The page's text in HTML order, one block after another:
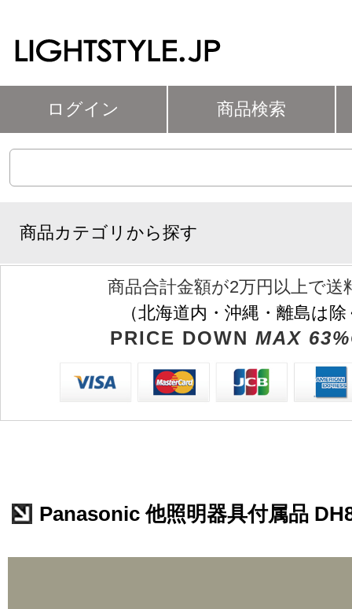
ログイン 商品検索
商品カテゴリから探す
商品合計金額が2万円以上で送
（北海道内・沖縄・離島は
PRICE DOWN MAX
Panasonic 他照明器具付属品